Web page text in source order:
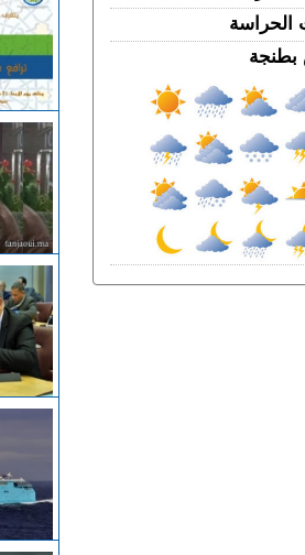
الإسبان يحتجون على
غير مرخص للنجارة يعرض
باش تدوز الصيفية فطنجة؟
الحراسة